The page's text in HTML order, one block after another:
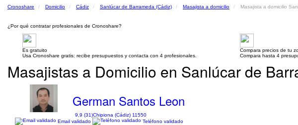
Cronoshare Domicilio Cádiz Sanlúcar de Barrameda (Cádiz) Masajista a domicilio Masajista a domicilio
¿Por qué contratar profesionales de Cronoshare?
Es gratuito
Usa Cronoshare gratis: recibe presupuestos y contacta con 4 profesionales.
Compara precios de tu
Compara hasta 4
Masajistas a Domicilio en Sanlúcar de
German Santos Leon
9,9 (31)Chipiona (Cádiz) 11550
Email validado
Teléfono validado